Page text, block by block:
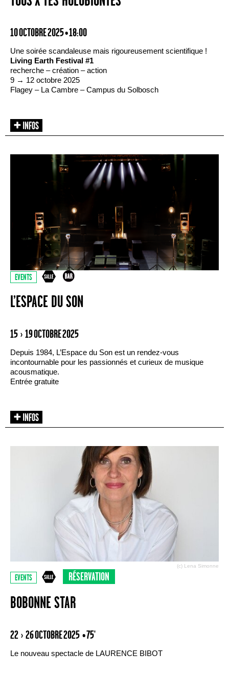
10 OCTOBRE 2025 • 18:00
Une soirée scandaleuse mais rigoureusement scientifique !
Living Earth Festival #1
recherche – création – action
9 → 12 octobre 2025
Flagey – La Cambre – Campus du Solbosch
EVENTS
L’ESPACE DU SON
15 › 19 OCTOBRE 2025
Depuis 1984, L’Espace du Son est un rendez-vous
incontournable pour les passionnés et curieux de musique
acousmatique.
Entrée gratuite
(c) Lena Simonne
EVENTS RÉSERVATION
BOBONNE STAR
22 › 26 OCTOBRE 2025 • 75'
Le nouveau spectacle de LAURENCE BIBOT